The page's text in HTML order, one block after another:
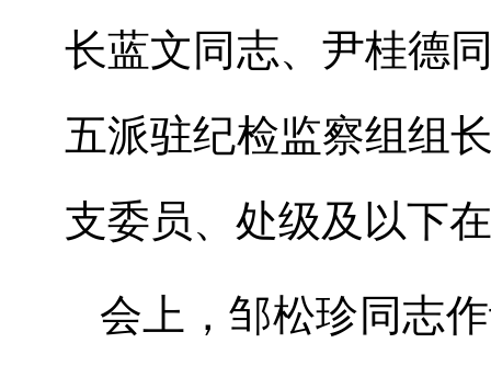
长蓝文 同志、尹桂德
五派驻纪检监察组组
支委员、 处级及以下
会上，邹松珍同志